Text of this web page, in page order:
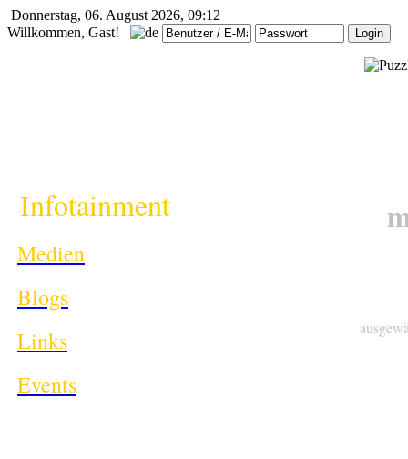
Donnerstag, 06. August 2026, 09:12
Willkommen, Gast!
Infotainment
Medien
Blogs
Links
Events